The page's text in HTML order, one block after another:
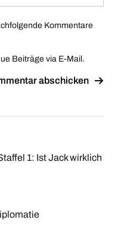
Kommentare
Beiträge via E-Mail.
1: Ist Jack wirklich